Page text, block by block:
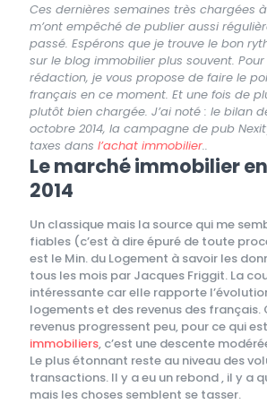
Ces dernières semaines très chargées
m’ont empêché de publier aussi
passé. Espérons que je trouve le bon
sur le blog immobilier plus souvent.
rédaction, je vous propose de faire le
français en ce moment. Et une fois de
plutôt bien chargée. J’ai noté : le bilan
octobre 2014, la campagne de pub
taxes dans l’achat immobilier..
Le marché immobilier
2014
Un classique mais la source qui me
fiables (c’est à dire épuré de toute
est le Min. du Logement à savoir les
tous les mois par Jacques Friggit. La
intéressante car elle rapporte
logements et des revenus des français.
revenus progressent peu, pour ce qui
immobiliers, c’est une descente
Le plus étonnant reste au niveau des
transactions. Il y a eu un rebond , il y a
mais les choses semblent se tasser.